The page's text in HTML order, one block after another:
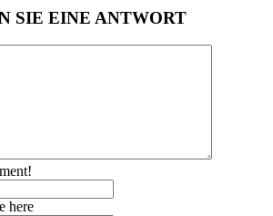
SIE EINE ANTWORT
here